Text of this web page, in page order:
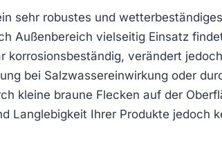
sehr robustes und
Außenbereich vielseitig Einsatz
korrosionsbeständig, verändert
bei Salzwassereinwirkung oder
kleine braune Flecken auf der
Langlebigkeit Ihrer Produkte jedoch